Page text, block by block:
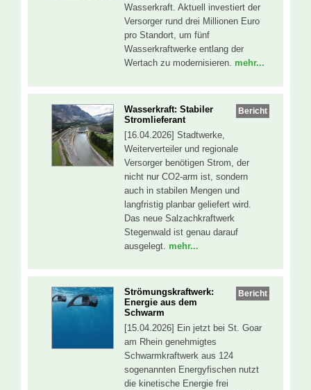
Wasserkraft. Aktuell investiert der
Versorger rund drei Millionen Euro
pro Standort, um fünf
Wasserkraftwerke entlang der
Wertach zu modernisieren. mehr...
Bericht
Wasserkraft: Stabiler
Stromlieferant
[16.04.2026] Stadtwerke,
Weiterverteiler und regionale
Versorger benötigen Strom, der
nicht nur CO2-arm ist, sondern
auch in stabilen Mengen und
langfristig planbar geliefert wird.
Das neue Salzachkraftwerk
Stegenwald ist genau darauf
ausgelegt. mehr...
Bericht
Strömungskraftwerk:
Energie aus dem
Schwarm
[15.04.2026] Ein jetzt bei St. Goar
am Rhein genehmigtes
Schwarmkraftwerk aus 124
sogenannten Energyfischen nutzt
die kinetische Energie frei